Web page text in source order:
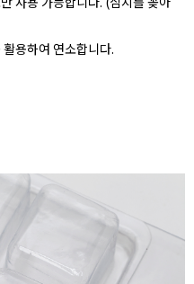
용하여 연소합니다.